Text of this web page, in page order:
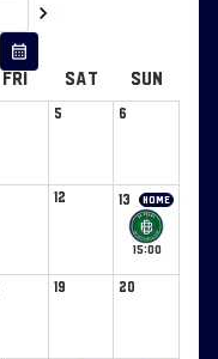
keyboard_arrow_right
calendar_month
FRI SAT SUN
5 6
12 13 HOME
15:00
19 20